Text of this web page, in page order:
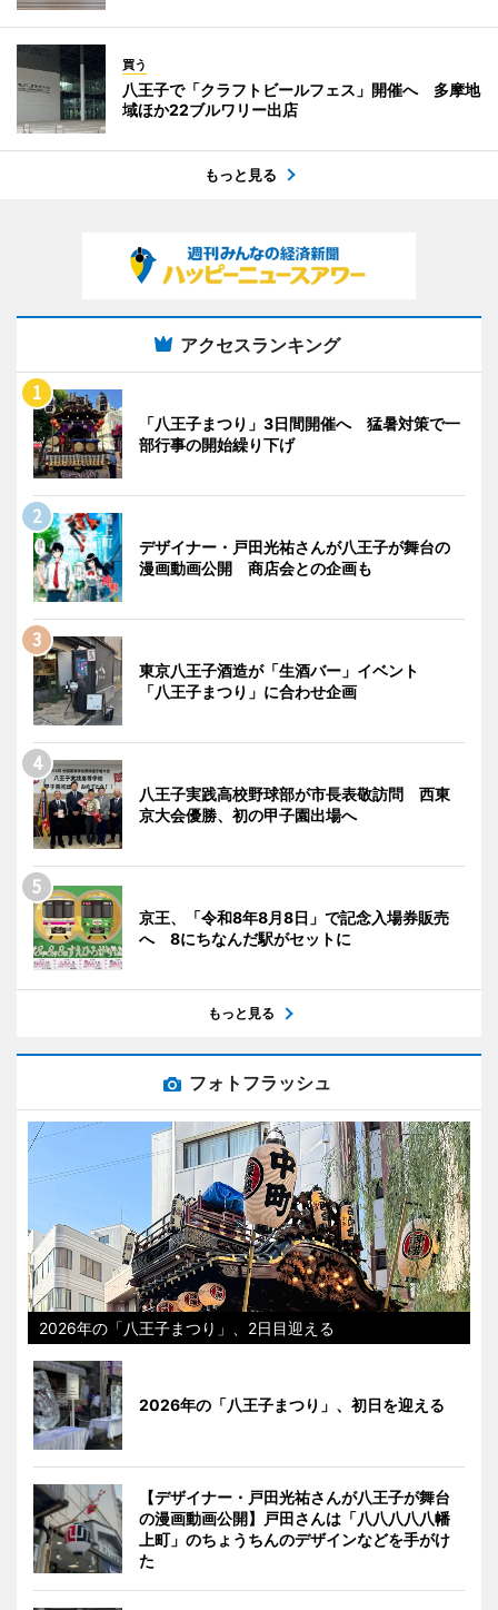
買う
八王子で「クラフトビールフェス」開催へ 多摩地
域ほか22ブルワリー出店
もっと見る
アクセスランキング
「八王子まつり」3日間開催へ 猛暑対策で一
部行事の開始繰り下げ
デザイナー・戸田光祐さんが八王子が舞台の
漫画動画公開 商店会との企画も
東京八王子酒造が「生酒バー」イベント
「八王子まつり」に合わせ企画
八王子実践高校野球部が市長表敬訪問 西東
京大会優勝、初の甲子園出場へ
京王、「令和8年8月8日」で記念入場券販売
へ 8にちなんだ駅がセットに
もっと見る
フォトフラッシュ
2026年の「八王子まつり」、2日目迎える
2026年の「八王子まつり」、初日を迎える
【デザイナー・戸田光祐さんが八王子が舞台
の漫画動画公開】戸田さんは「八八八八八幡
上町」のちょうちんのデザインなどを手がけ
た